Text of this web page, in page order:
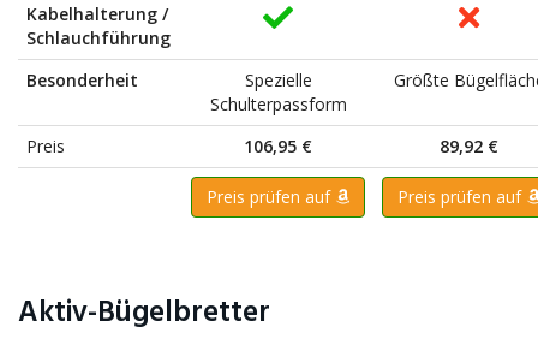
Kabelhalterung /
Schlauchführung
Besonderheit
Spezielle
Schulterpassform
Größte
Preis 106,95 € 89,92 €
Preis prüfen auf Preis prüfen auf
Aktiv-Bügelbretter